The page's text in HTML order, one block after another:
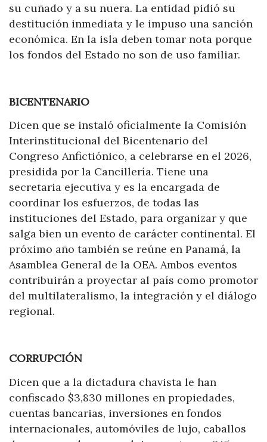
su cuñado y a su nuera. La entidad pidió su
destitución inmediata y le impuso una sanción
económica. En la isla deben tomar nota porque
los fondos del Estado no son de uso familiar.
BICENTENARIO
Dicen que se instaló oficialmente la Comisión
Interinstitucional del Bicentenario del
Congreso Anfictiónico, a celebrarse en el 2026,
presidida por la Cancillería. Tiene una
secretaria ejecutiva y es la encargada de
coordinar los esfuerzos, de todas las
instituciones del Estado, para organizar y que
salga bien un evento de carácter continental. El
próximo año también se reúne en Panamá, la
Asamblea General de la OEA. Ambos eventos
contribuirán a proyectar al país como promotor
del multilateralismo, la integración y el diálogo
regional.
CORRUPCIÓN
Dicen que a la dictadura chavista le han
confiscado $3,830 millones en propiedades,
cuentas bancarias, inversiones en fondos
internacionales, automóviles de lujo, caballos